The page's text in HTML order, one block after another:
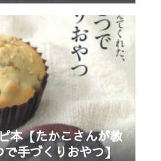
本【たかこさんが教
手づくりおやつ】